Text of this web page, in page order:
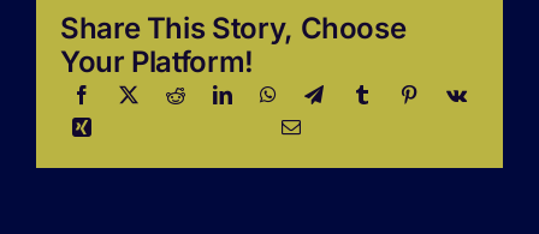
Share This Story, Choose
Your Platform!